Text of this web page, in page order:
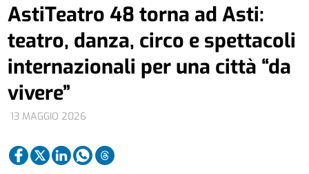
13 MAGGIO 2026
AstiTeatro 48 torna ad Asti:
teatro, danza, circo e spettacoli
internazionali per una città “da
vivere”